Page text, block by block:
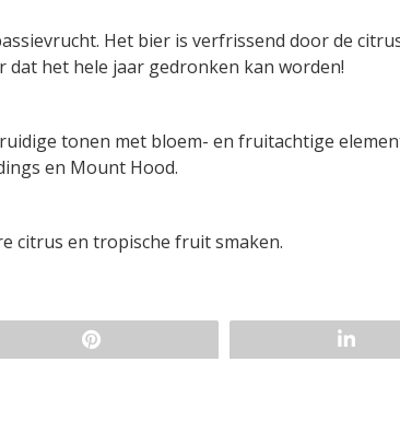
Het bier is verfrissend door de
het hele jaar gedronken kan worden!
tonen met bloem- en fruitachtige
en Mount Hood.
citrus en tropische fruit smaken.